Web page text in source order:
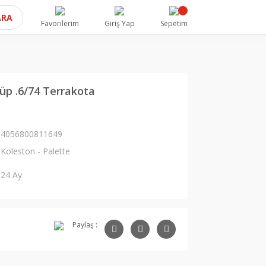
Favorilerim Giriş Yap Sepetim
.6/74 Terrakota
4056800811649
Koleston - Palette
24 Ay
Paylaş :